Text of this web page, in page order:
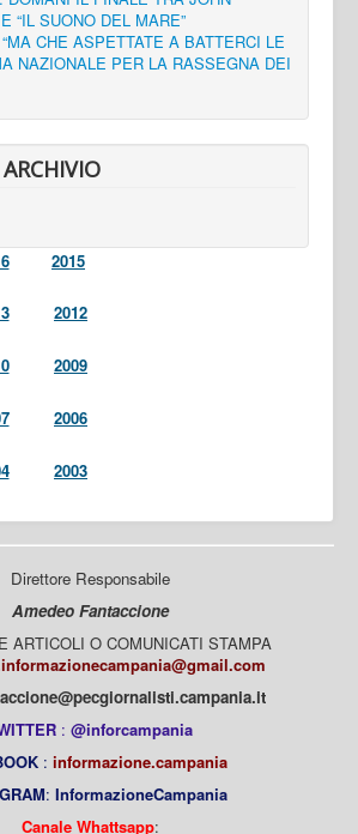
“IL SUONO DEL MARE”
CHE ASPETTATE A BATTERCI LE
NAZIONALE PER LA RASSEGNA DEI
2015
2012
2009
2006
2003
Direttore Responsabile
Amedeo Fantaccione
ARTICOLI O COMUNICATI STAMPA
: @inforcampania
: informazione.campania
: InformazioneCampania
Canale Whattsapp: